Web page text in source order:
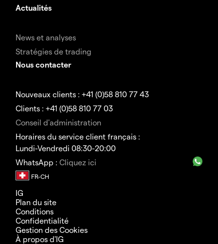
Actualités
News et analyses
Stratégies de trading
Nous contacter
Nouveaux clients : +41 (0)58 810 77 43
Clients : +41 (0)58 810 77 03
Conseil d'administration
Horaires du service client français :
Lundi-Vendredi 08:30-20:00
WhatsApp : Cliquez ici
IG
Plan du site
Conditions
Confidentialité
Gestion des Cookies
À propos d'IG